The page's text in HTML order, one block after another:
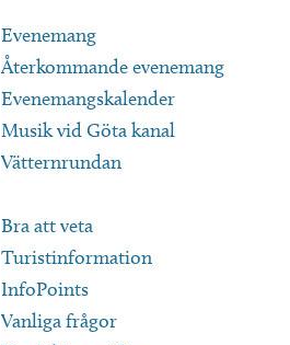
Evenemang
Återkommande evenemang
Evenemangskalender
Musik vid Göta kanal
Vätternrundan
Bra att veta
Turistinformation
InfoPoints
Vanliga frågor